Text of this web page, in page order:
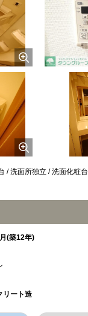
/ 洗面所独立 / 洗面化粧
(築12年)
リート造